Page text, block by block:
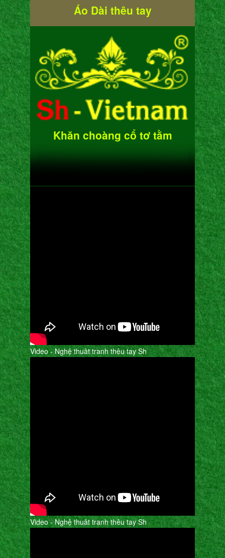
Áo Dài thêu tay
Khăn choàng cổ tơ tằm
Video - Nghệ thuât tranh thêu tay Sh
Video - Nghệ thuât tranh thêu tay Sh